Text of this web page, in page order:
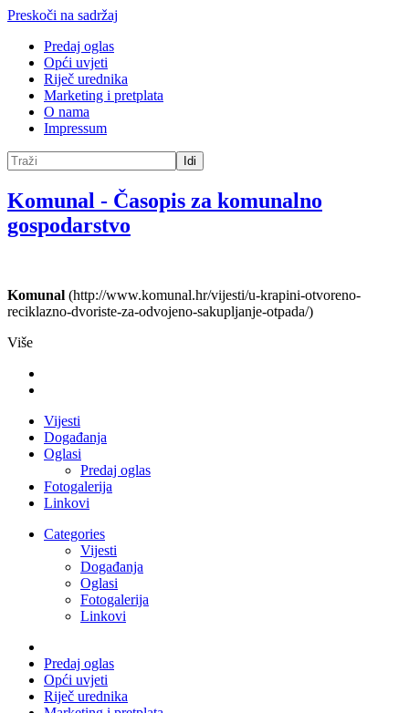
Preskoči na sadržaj
Predaj oglas
Opći uvjeti
Riječ urednika
Marketing i pretplata
O nama
Impressum
Idi
Komunal - Časopis za komunalno
gospodarstvo
Komunal (http://www.komunal.hr/vijesti/u-krapini-otvoreno-
reciklazno-dvoriste-za-odvojeno-sakupljanje-otpada/)
Više
Vijesti
Događanja
Oglasi
Predaj oglas
Fotogalerija
Linkovi
Categories
Vijesti
Događanja
Oglasi
Fotogalerija
Linkovi
Predaj oglas
Opći uvjeti
Riječ urednika